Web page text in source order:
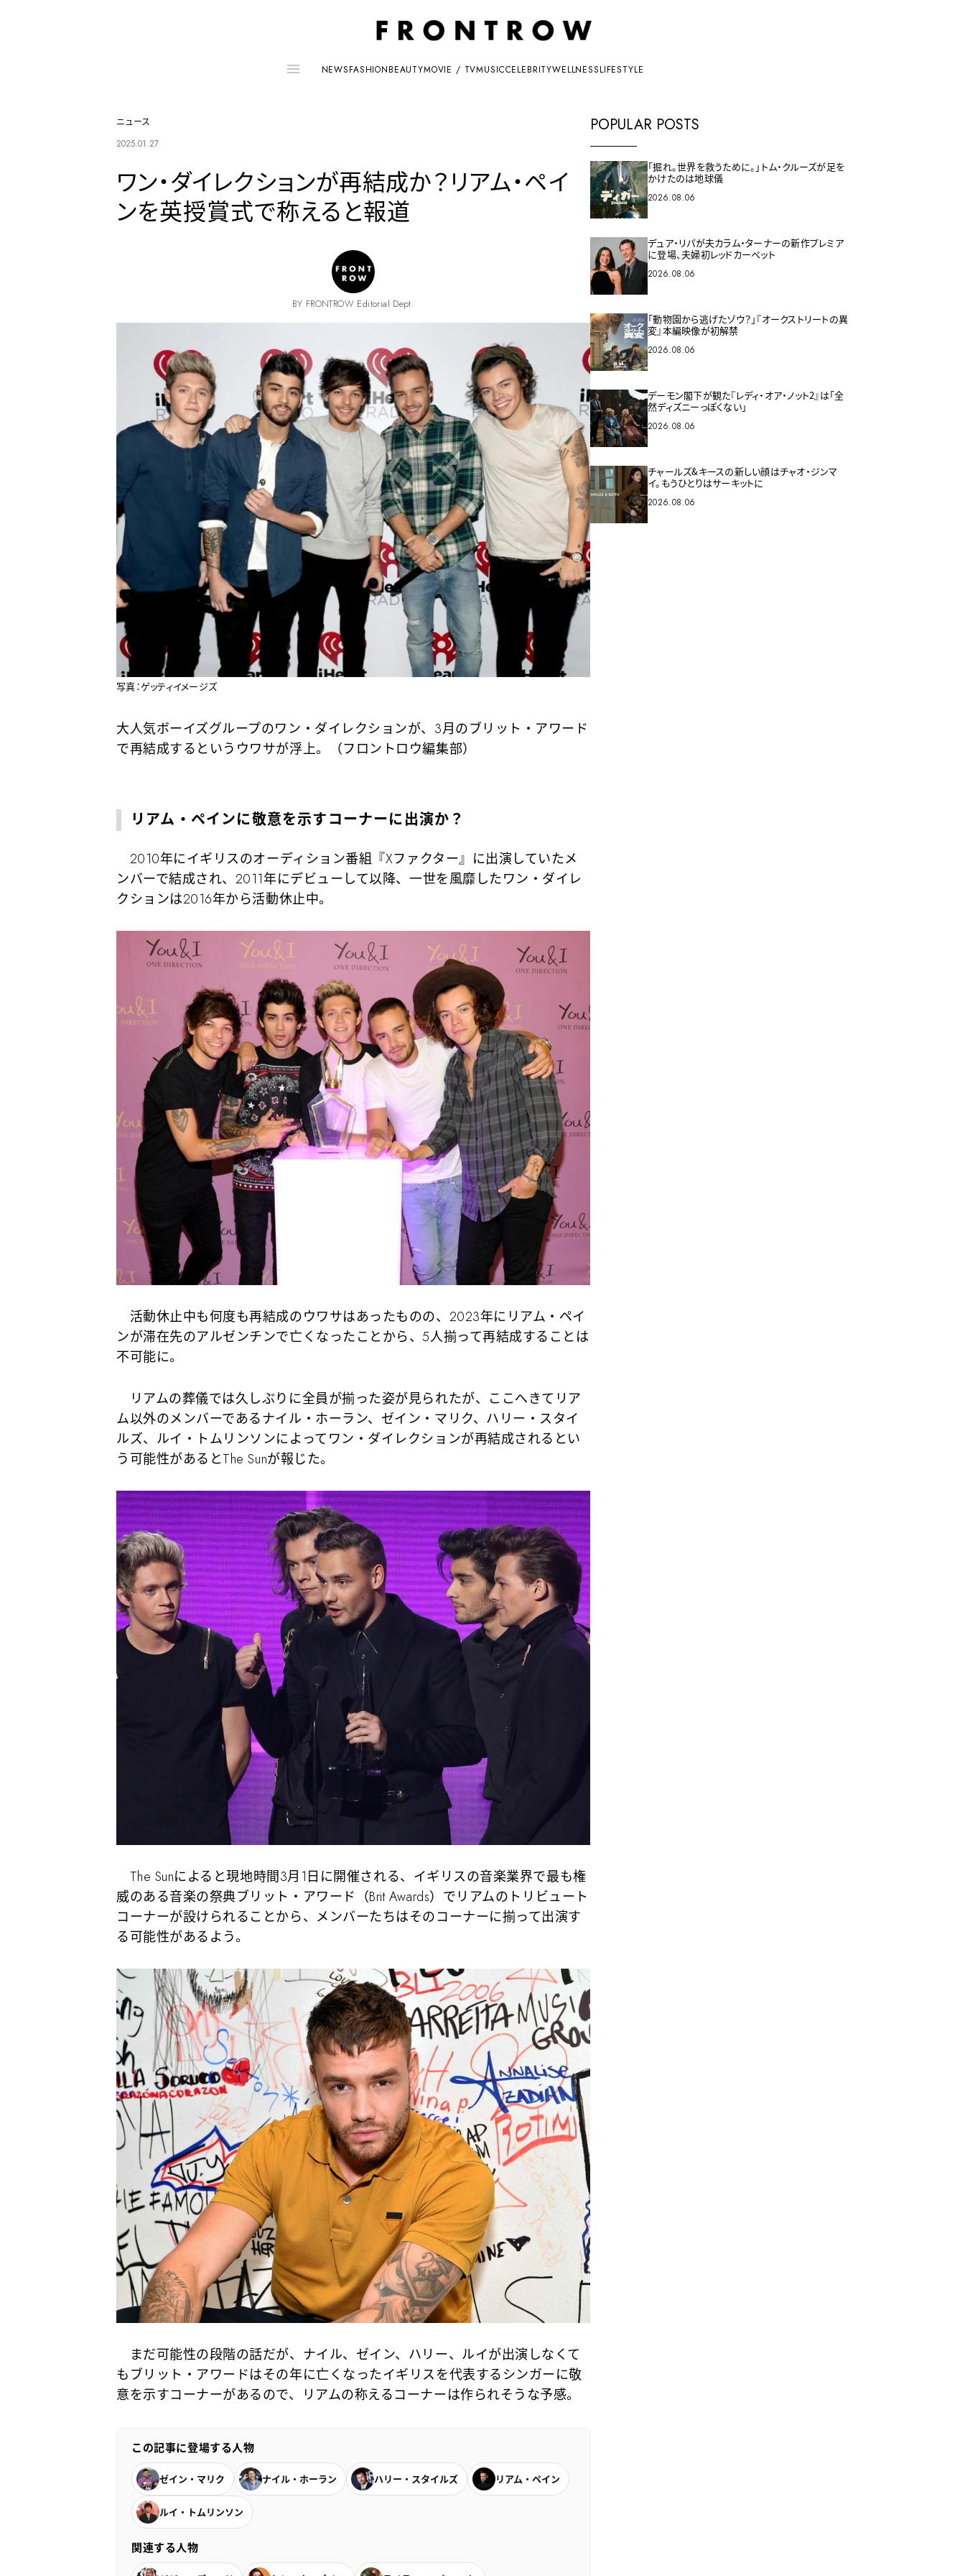
NEWSFASHIONBEAUTYMOVIE / TVMUSICCELEBRITYWELLNESSLIFESTYLE
ニュース
2025.01.27
ワン・ダイレクションが再結成か？リアム・ペイ
ンを英授賞式で称えると報道
BY FRONTROW Editorial Dept.
写真：ゲッティイメージズ
大人気ボーイズグループのワン・ダイレクションが、3月のブリット・アワード
で再結成するというウワサが浮上。（フロントロウ編集部）
リアム・ペインに敬意を示すコーナーに出演か？
2010年にイギリスのオーディション番組『Xファクター』に出演していたメ
ンバーで結成され、2011年にデビューして以降、一世を風靡したワン・ダイレ
クションは2016年から活動休止中。
活動休止中も何度も再結成のウワサはあったものの、2023年にリアム・ペイ
ンが滞在先のアルゼンチンで亡くなったことから、5人揃って再結成することは
不可能に。
リアムの葬儀では久しぶりに全員が揃った姿が見られたが、ここへきてリア
ム以外のメンバーであるナイル・ホーラン、ゼイン・マリク、ハリー・スタイ
ルズ、ルイ・トムリンソンによってワン・ダイレクションが再結成されるとい
う可能性があるとThe Sunが報じた。
The Sunによると現地時間3月1日に開催される、イギリスの音楽業界で最も権
威のある音楽の祭典ブリット・アワード（Brit Awards）でリアムのトリビュート
コーナーが設けられることから、メンバーたちはそのコーナーに揃って出演す
る可能性があるよう。
まだ可能性の段階の話だが、ナイル、ゼイン、ハリー、ルイが出演しなくて
もブリット・アワードはその年に亡くなったイギリスを代表するシンガーに敬
意を示すコーナーがあるので、リアムの称えるコーナーは作られそうな予感。
この記事に登場する人物
ゼイン・マリク ナイル・ホーラン ハリー・スタイルズ リアム・ペイン
ルイ・トムリンソン
関連する人物
POPULAR POSTS
「掘れ。世界を救うために。」トム・クルーズが足を
かけたのは地球儀
2026.08.06
デュア・リパが夫カラム・ターナーの新作プレミア
に登場、夫婦初レッドカーペット
2026.08.06
「動物園から逃げたゾウ？」『オークストリートの異
変』本編映像が初解禁
2026.08.06
デーモン閣下が観た『レディ・オア・ノット2』は「全
然ディズニーっぽくない」
2026.08.06
チャールズ&キースの新しい顔はチャオ・ジンマ
イ。もうひとりはサーキットに
2026.08.06